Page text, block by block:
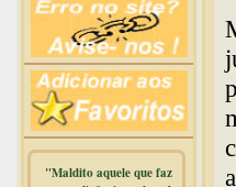
"Maldito aquele que faz